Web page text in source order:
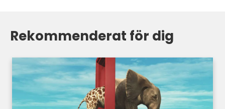
Rekommenderat för dig